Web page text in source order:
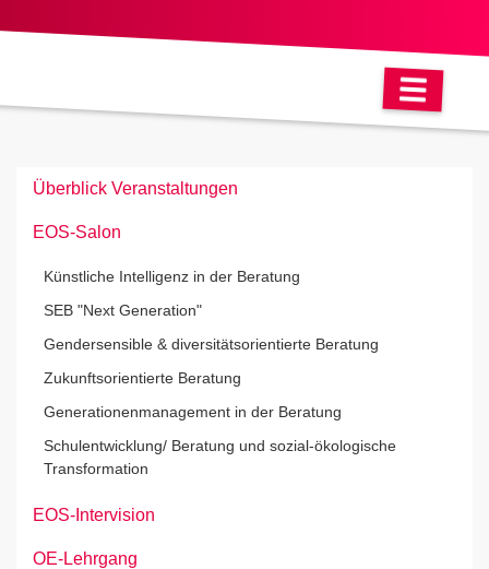
Überblick Veranstaltungen
EOS-Salon
Künstliche Intelligenz in der Beratung
SEB "Next Generation"
Gendersensible & diversitätsorientierte Beratung
Zukunftsorientierte Beratung
Generationenmanagement in der Beratung
Schulentwicklung/ Beratung und sozial-ökologische
Transformation
EOS-Intervision
OE-Lehrgang